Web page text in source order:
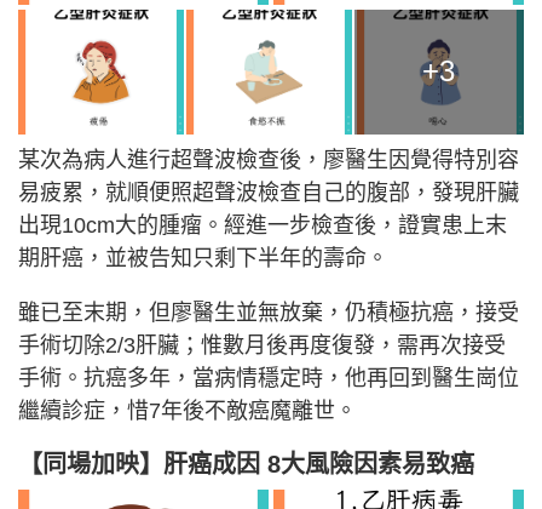
+3
某次為病人進行超聲波檢查後，廖醫生因覺得特別容
易疲累，就順便照超聲波檢查自己的腹部，發現肝臟
出現10cm大的腫瘤。經進一步檢查後，證實患上末
期肝癌，並被告知只剩下半年的壽命。
雖已至末期，但廖醫生並無放棄，仍積極抗癌，接受
手術切除2/3肝臟；惟數月後再度復發，需再次接受
手術。抗癌多年，當病情穩定時，他再回到醫生崗位
繼續診症，惜7年後不敵癌魔離世。
【同場加映】 肝癌成因 8大風險因素易致癌